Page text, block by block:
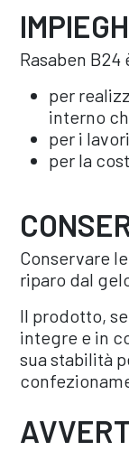
Rasaben B24
per
interno
per i
per la
Conservare
riparo dal
Il prodotto,
integre e in
sua stabilità